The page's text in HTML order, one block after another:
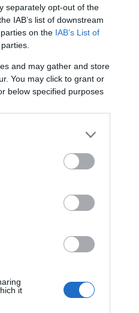
separately opt-out of the
IAB’s list of downstream
on the IAB’s List of
and may gather and store
You may click to grant or
below specified purposes
it
a
de
Guía completa
partidos de
importantes